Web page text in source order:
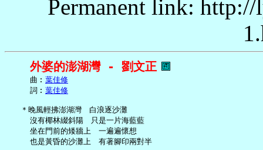
Permanent link:
外婆的澎湖灣 - 劉文正
     曲︰
葉佳修
     詞︰
葉佳修
   ＊晚風輕拂澎湖灣　白浪逐沙灘
     沒有椰林綴斜陽　只是一片海藍藍
     坐在門前的矮牆上　一遍遍懷想
     也是黃昏的沙灘上　有著腳印兩對半